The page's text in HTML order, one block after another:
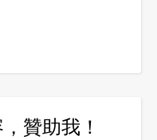
贊助我！